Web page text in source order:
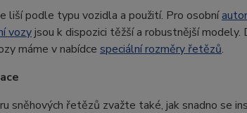
liší podle typu vozidla a použití. Pro osobní
vozyjsou k dispozici těžší a robustnější
máme v nabídce speciální rozměry řetězů.
sněhových řetězů zvažte také, jak snadno se